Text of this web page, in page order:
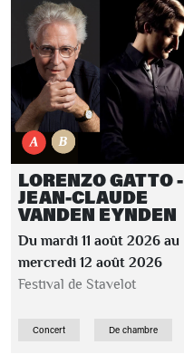
LORENZO GATTO -
JEAN-CLAUDE
VANDEN EYNDEN
Du mardi 11 août 2026 au
mercredi 12 août 2026
Festival de Stavelot
Concert De chambre